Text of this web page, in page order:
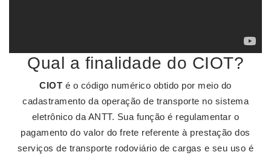
Qual a finalidade do CIOT?
CIOT é o código numérico obtido por meio do
cadastramento da operação de transporte no sistema
eletrônico da ANTT. Sua função é regulamentar o
pagamento do valor do frete referente à prestação dos
serviços de transporte rodoviário de cargas e seu uso é